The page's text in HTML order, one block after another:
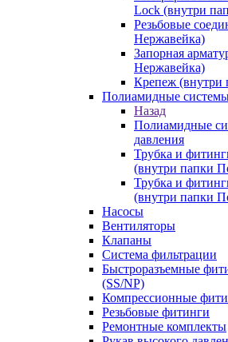
Lock (внутри
Резьбовые
Нержавейка)
Запорная
Нержавейка)
Крепеж (внутри
Полиамидные
Назад
Полиамидные
давления
Трубка и
(внутри папки
Трубка и
(внутри папки
Насосы
Вентиляторы
Клапаны
Система фильтрации
Быстроразъемные
(SS/NP)
Компрессионные
Резьбовые фитинги
Ремонтные комплекты